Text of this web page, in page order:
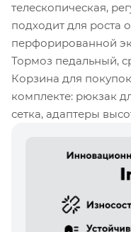
телескопическая,
подходит для роста
перфорированной
Тормоз педальный,
Корзина для
комплекте: рюкзак
сетка, адаптеры